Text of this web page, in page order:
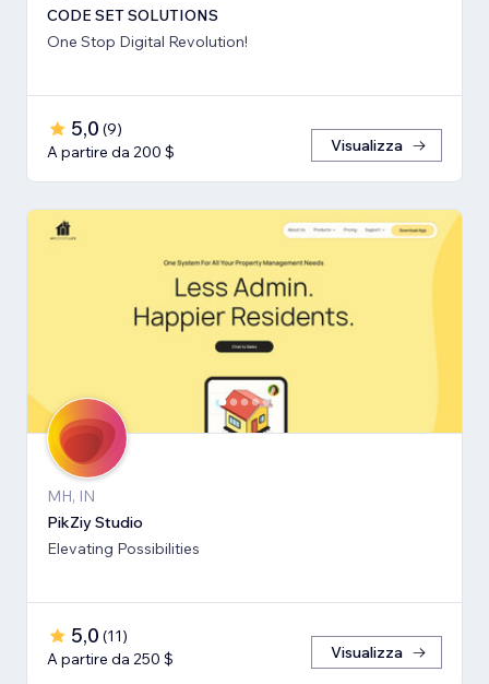
CODE SET SOLUTIONS
One Stop Digital Revolution!
5,0 (9)
A partire da 200 $
Visualizza
MH, IN
PikZiy Studio
Elevating Possibilities
5,0 (11)
A partire da 250 $
Visualizza